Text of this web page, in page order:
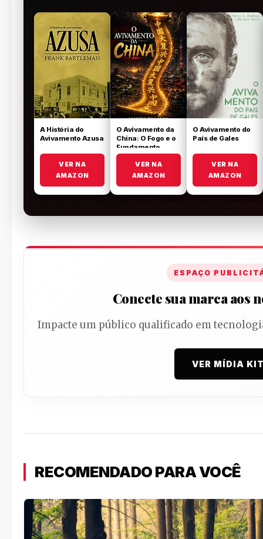
A História do
Avivamento Azusa
VER NA
AMAZON
O Avivamento da
China: O Fogo e o
Fundamento
VER NA
AMAZON
O Avivamento do
País de Gales
VER NA
AMAZON
ESPAÇO
Conecte sua marca aos
Impacte um público qualificado em
VER MÍDIA
RECOMENDADO PARA VOCÊ